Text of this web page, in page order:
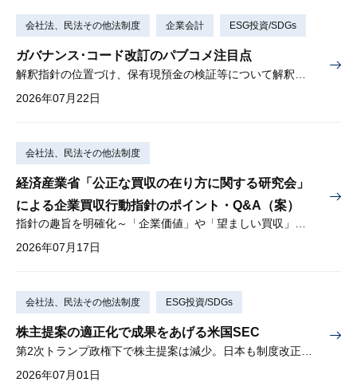
会社法、民法その他法制度 企業会計 ESG投資/SDGs
ガバナンス･コード改訂のパブコメ注目点
2026年07月22日
会社法、民法その他法制度
経済産業省「公正な買収の在り方に関する研究会」
による企業買収行動指針のポイント・Q&A（案）
指針の趣旨を明確化～「企業価値」や「望ましい買収」とは？～
2026年07月17日
会社法、民法その他法制度 ESG投資/SDGs
株主提案の適正化で成果をあげる米国SEC
2026年07月01日